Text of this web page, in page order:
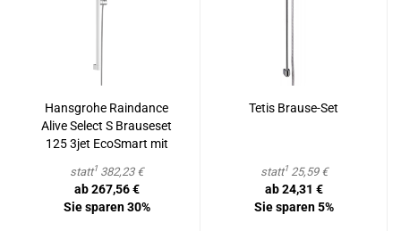
Hans­gro­he Raindance
Alive Select S Braus­e­set
125 3jet Ec­oS­mart mit
Puro 90 cm und Easy
Slide Brau­se­hal­ter
statt1 382,23 €
ab 267,56 €
Sie sparen 30%
Tetis Brause-​​Set
statt125,59 €
ab 24,31 €
Sie sparen 5%